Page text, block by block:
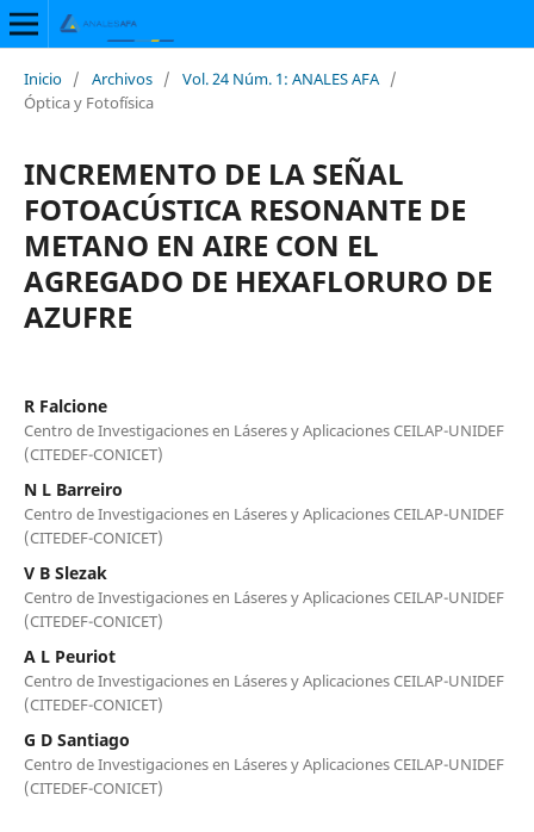
Inicio / Archivos / Vol. 24 Núm. 1: ANALES AFA /
Óptica y Fotofísica
INCREMENTO DE LA SEÑAL
FOTOACÚSTICA RESONANTE DE
METANO EN AIRE CON EL
AGREGADO DE HEXAFLORURO DE
AZUFRE
R Falcione
Centro de Investigaciones en Láseres y Aplicaciones CEILAP-UNIDEF
(CITEDEF-CONICET)
N L Barreiro
Centro de Investigaciones en Láseres y Aplicaciones CEILAP-UNIDEF
(CITEDEF-CONICET)
V B Slezak
Centro de Investigaciones en Láseres y Aplicaciones CEILAP-UNIDEF
(CITEDEF-CONICET)
A L Peuriot
Centro de Investigaciones en Láseres y Aplicaciones CEILAP-UNIDEF
(CITEDEF-CONICET)
G D Santiago
Centro de Investigaciones en Láseres y Aplicaciones CEILAP-UNIDEF
(CITEDEF-CONICET)